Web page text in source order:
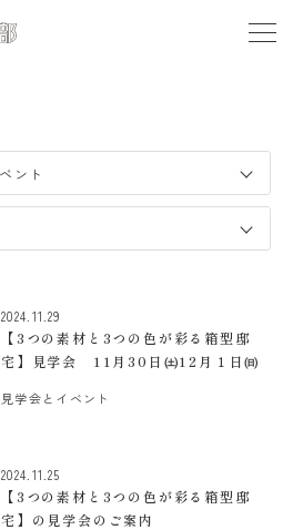
2024.11.29
【3つの素材と3つの色が彩る箱型邸
宅】見学会 11月30日㈯12月１日㈰
見学会とイベント
2024.11.25
【3つの素材と3つの色が彩る箱型邸
宅】の見学会のご案内